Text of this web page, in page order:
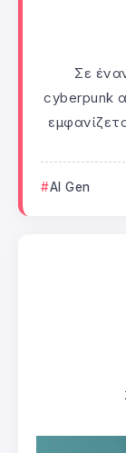
Σε
cyberpunk
AI Gen